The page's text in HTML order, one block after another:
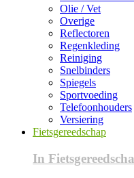
Olie / Vet
Overige
Reflectoren
Regenkleding
Reiniging
Snelbinders
Spiegels
Sportvoeding
Telefoonhouders
Versiering
Fietsgereedschap
In